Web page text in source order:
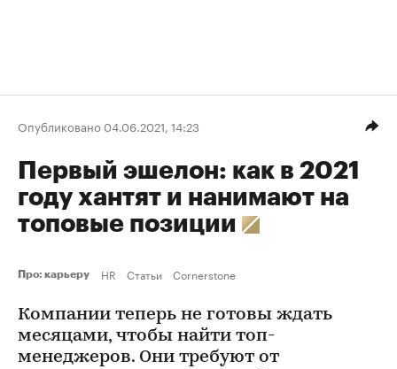
Опубликовано 04.06.2021, 14:23
Первый эшелон: как в 2021
году хантят и нанимают на
топовые позиции
Про: карьеру HR Статьи Cornerstone
Компании теперь не готовы ждать
месяцами, чтобы найти топ-
менеджеров. Они требуют от